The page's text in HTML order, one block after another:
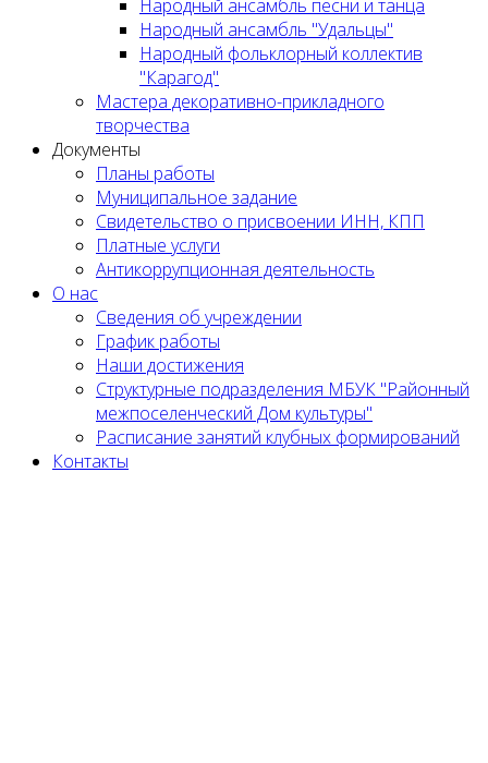
Народный ансамбль песни и танца
Народный ансамбль "Удальцы"
Народный фольклорный коллектив
"Карагод"
Мастера декоративно-прикладного
творчества
Документы
Планы работы
Муниципальное задание
Cвидетельство о присвоении ИНН, КПП
Платные услуги
Антикоррупционная деятельность
О нас
Сведения об учреждении
График работы
Наши достижения
Структурные подразделения МБУК "Районный
межпоселенческий Дом культуры"
Расписание занятий клубных формирований
Контакты